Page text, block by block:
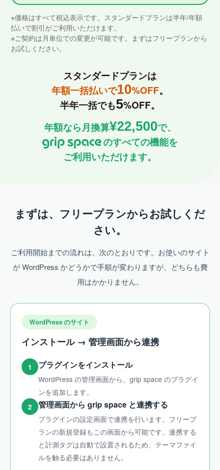
※価格はすべて税込表示です。スタンダードプランは半年/年額
払いで割引がご利用いただけます。
※ご契約は月単位での変更が可能です。まずはフリープランから
お試しください。
スタンダードプランは
年額一括払いで10%OFF。
半年一括でも5%OFF。
年額なら月換算¥22,500で、
のすべての機能を
ご利用いただけます。
まずは、フリープランからお試しくだ
さい。
ご利用開始までの流れは、次のとおりです。お使いのサイト
が WordPress かどうかで手順が変わりますが、どちらも費
用はかかりません。
WordPress のサイト
インストール → 管理画面から連携
1 プラグインをインストール
WordPress の管理画面から、grip space のプラグイ
ンを追加します。
2
管理画面から grip space と連携する
プラグインの設定画面で連携を行います。フリープ
ランの新規登録もこの画面から可能です。連携する
と計測タグは自動で設置されるため、テーマファイ
ルを触る必要はありません。